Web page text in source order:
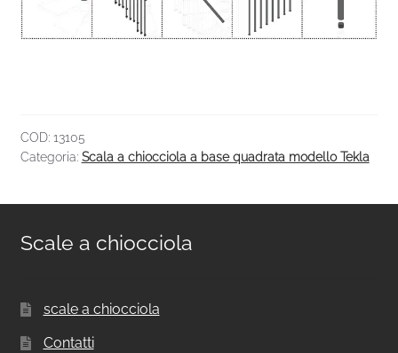
COD: 13105
Categoria: Scala a chiocciola a base quadrata modello Tekla
Scale a chiocciola
scale a chiocciola
Contatti